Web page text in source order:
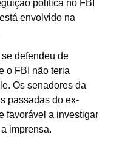
política no FBI
envolvido na
defendeu de
o FBI não teria
Os senadores da
passadas do ex-
favorável a investigar
imprensa.